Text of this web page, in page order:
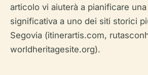
articolo vi aiuterà a pianificare
significativa a uno dei siti storici
Segovia (itinerartis.com,
worldheritagesite.org).